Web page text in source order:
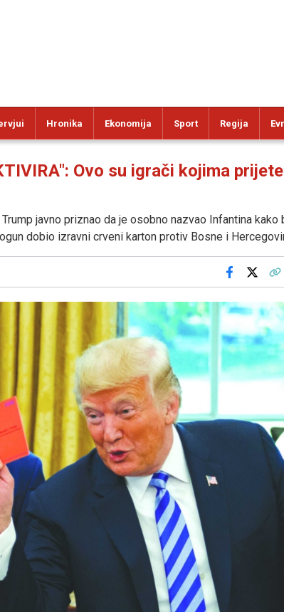
Hronika Ekonomija Sport Regija
Ovo su igrači kojima prijete
javno priznao da je osobno nazvao Infantina kako
dobio izravni crveni karton protiv Bosne i
Facebook